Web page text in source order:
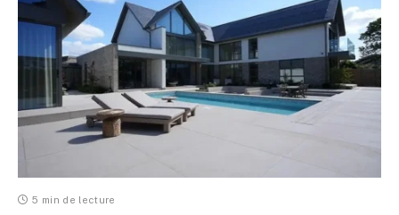
5 min de lecture